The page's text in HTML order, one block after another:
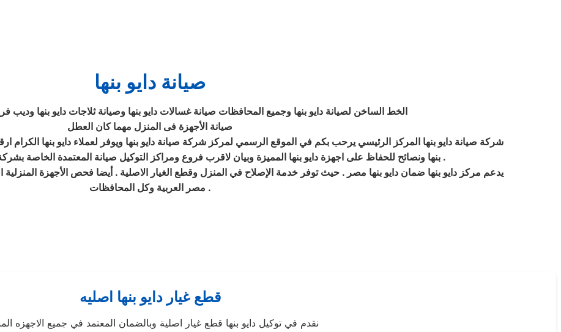
صيانة دايو بنها
الخط الساخن لصيانة دايو بنها وجميع المحافظات صيانة غسالات دايو بنها وصيانة ثلاجات دايو بنها وديب
صيانة الأجهزة فى المنزل مهما كان العطل
شركة صيانة دايو بنها المركز الرئيسي يرحب بكم في الموقع الرسمي لمركز شركة صيانة دايو بنها ويوفر لعملاء دايو بنها الكرام
بنها ونصائح للحفاظ على اجهزة دايو بنها المميزة وبيان لاقرب فروع ومراكز التوكيل صيانة المعتمدة الخاصة بشركة صيانة دايو بنها في جميع المحافظات .
يدعم مركز دايو بنها ضمان دايو بنها مصر . حيث توفر خدمة الإصلاح في المنزل وقطع الغيار الاصلية . أيضا فحص الأجهزة المنزلية
مصر العربية وكل المحافظات .
قطع غيار دايو بنها اصليه
نقدم في توكيل دايو بنها قطع غيار اصلية وبالضمان المعتمد في جميع الاجهزه